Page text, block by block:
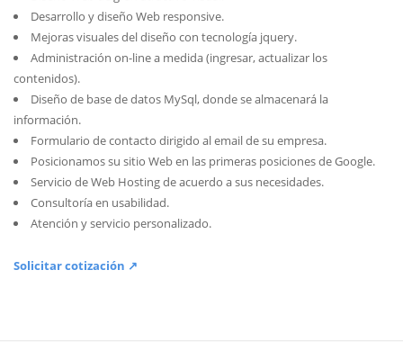
Desarrollo y diseño Web responsive.
Mejoras visuales del diseño con tecnología jquery.
Administración on-line a medida (ingresar, actualizar los
contenidos).
Diseño de base de datos MySql, donde se almacenará la
información.
Formulario de contacto dirigido al email de su empresa.
Posicionamos su sitio Web en las primeras posiciones de Google.
Servicio de Web Hosting de acuerdo a sus necesidades.
Consultoría en usabilidad.
Atención y servicio personalizado.
Solicitar cotización ↗